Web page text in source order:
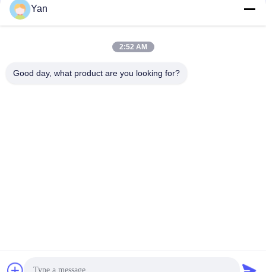
迅速な連絡
Yan
2:52 AM
Good day, what product are you looking for?